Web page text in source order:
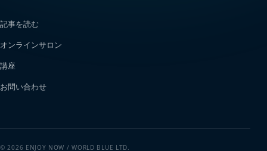
記事を読む
オンラインサロン
講座
お問い合わせ
© 2026 ENJOY NOW / WORLD BLUE LTD.